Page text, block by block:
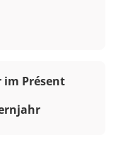
im Présent